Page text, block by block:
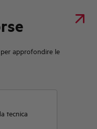
approfondire le
tecnica